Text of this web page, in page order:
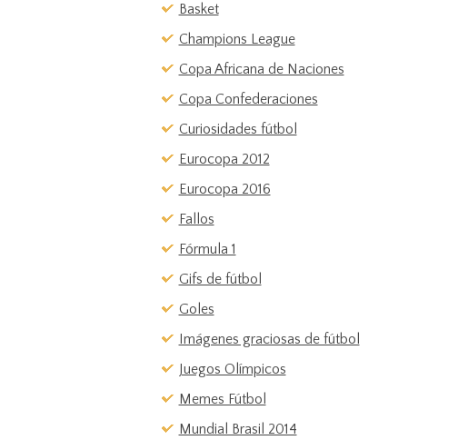
Basket
Champions League
Copa Africana de Naciones
Copa Confederaciones
Curiosidades fútbol
Eurocopa 2012
Eurocopa 2016
Fallos
Fórmula 1
Gifs de fútbol
Goles
Imágenes graciosas de fútbol
Juegos Olímpicos
Memes Fútbol
Mundial Brasil 2014